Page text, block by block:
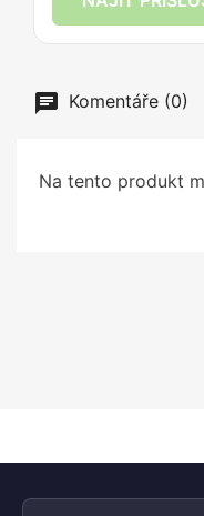
Komentáře (0)
Na tento produkt